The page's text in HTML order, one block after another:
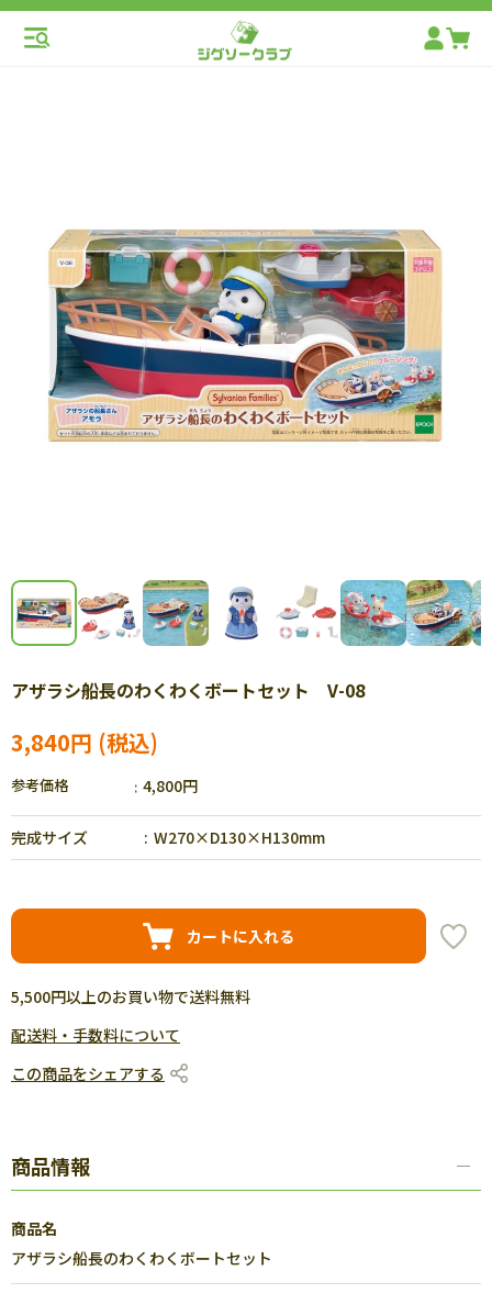
アザラシ船長のわくわくボートセット V-08
3,840円
参考価格 4,800円
完成サイズ W270×D130×H130mm
カートに入れる
5,500円以上のお買い物で送料無料
配送料・手数料について
この商品をシェアする
商品情報
商品名
アザラシ船長のわくわくボートセット